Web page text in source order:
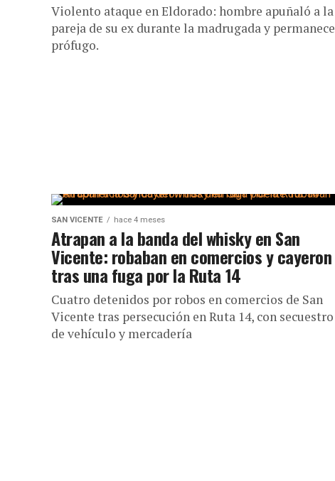
Violento ataque en Eldorado: hombre apuñaló a la
pareja de su ex durante la madrugada y permanece
prófugo.
SAN VICENTE hace 4 meses
Atrapan a la banda del whisky en San
Vicente: robaban en comercios y cayeron
tras una fuga por la Ruta 14
Cuatro detenidos por robos en comercios de San
Vicente tras persecución en Ruta 14, con secuestro
de vehículo y mercadería